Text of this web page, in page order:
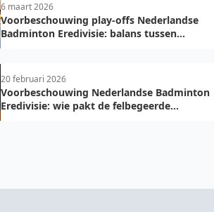
6 maart 2026
Voorbeschouwing play-offs Nederlandse
Badminton Eredivisie: balans tussen
20 februari 2026
Voorbeschouwing Nederlandse Badminton
Eredivisie: wie pakt de felbegeerde